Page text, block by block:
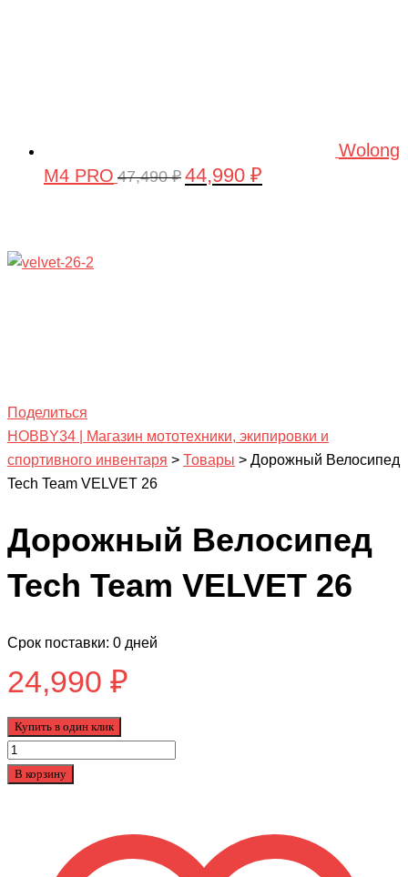
Wolong
M4 PRO 47,490₽ Первоначальная
44,990 ₽
Поделиться
HOBBY34 | Магазин мототехники, экипировки и
спортивного инвентаря > Товары > Дорожный Велосипед
Tech Team VELVET 26
Дорожный Велосипед
Tech Team VELVET 26
Срок поставки: 0 дней
24,990 ₽
Купить в один клик
Количество
товара
В корзину